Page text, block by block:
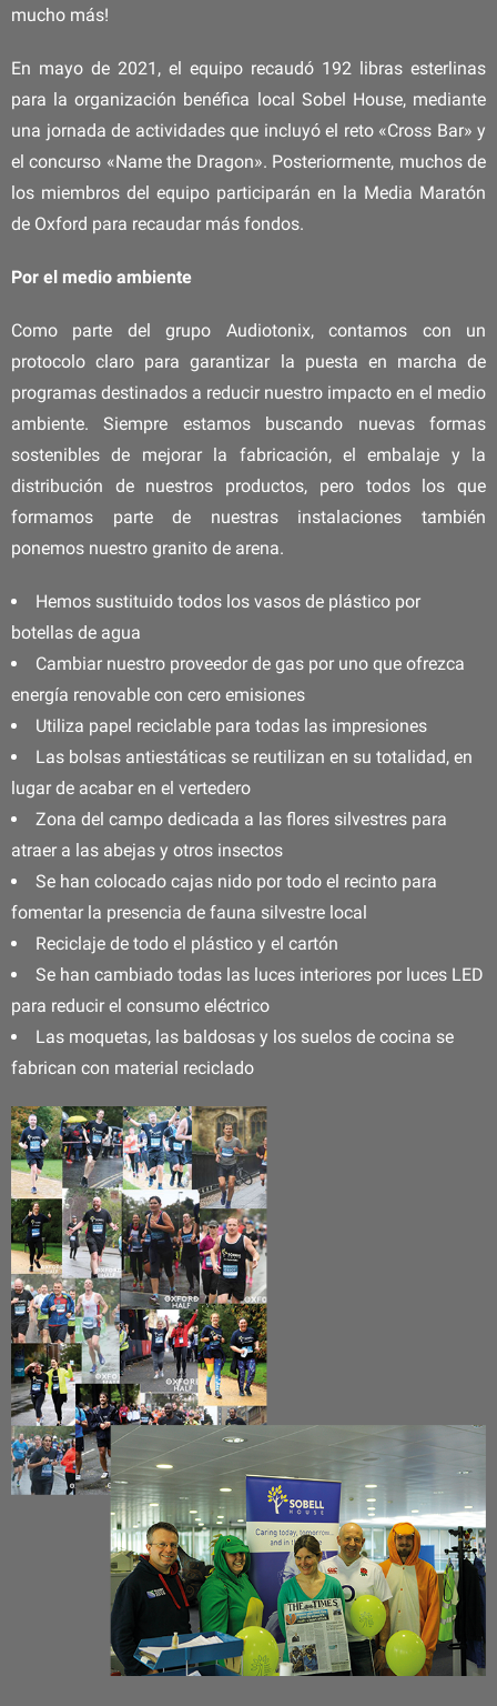
mucho más!
En mayo de 2021, el equipo recaudó 192 libras esterlinas
para la organización benéfica local Sobel House, mediante
una jornada de actividades que incluyó el reto «Cross Bar» y
el concurso «Name the Dragon». Posteriormente, muchos de
los miembros del equipo participarán en la Media Maratón
de Oxford para recaudar más fondos.
Por el medio ambiente
Como parte del grupo Audiotonix, contamos con un
protocolo claro para garantizar la puesta en marcha de
programas destinados a reducir nuestro impacto en el medio
ambiente. Siempre estamos buscando nuevas formas
sostenibles de mejorar la fabricación, el embalaje y la
distribución de nuestros productos, pero todos los que
formamos parte de nuestras instalaciones también
ponemos nuestro granito de arena.
Hemos sustituido todos los vasos de plástico por
botellas de agua
Cambiar nuestro proveedor de gas por uno que ofrezca
energía renovable con cero emisiones
Utiliza papel reciclable para todas las impresiones
Las bolsas antiestáticas se reutilizan en su totalidad, en
lugar de acabar en el vertedero
Zona del campo dedicada a las flores silvestres para
atraer a las abejas y otros insectos
Se han colocado cajas nido por todo el recinto para
fomentar la presencia de fauna silvestre local
Reciclaje de todo el plástico y el cartón
Se han cambiado todas las luces interiores por luces LED
para reducir el consumo eléctrico
Las moquetas, las baldosas y los suelos de cocina se
fabrican con material reciclado